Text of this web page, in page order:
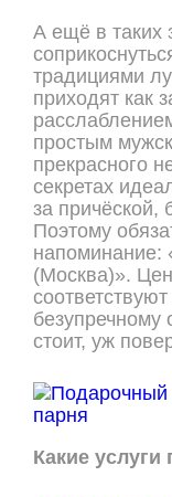
А ещё в таких
традициями
приходят как
простым
прекрасного
секретах
за причёской,
Поэтому
напоминание:
(Москва)».
безупречному
стоит, уж
Какие услуги